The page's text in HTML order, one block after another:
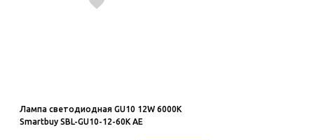
Лампа светодиодная GU10 12W 6000K
Smartbuy SBL-GU10-12-60K AE